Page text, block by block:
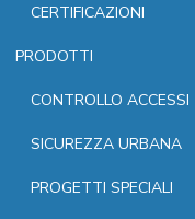
CERTIFICAZIONI
PRODOTTI
CONTROLLO ACCESSI
SICUREZZA URBANA
PROGETTI SPECIALI